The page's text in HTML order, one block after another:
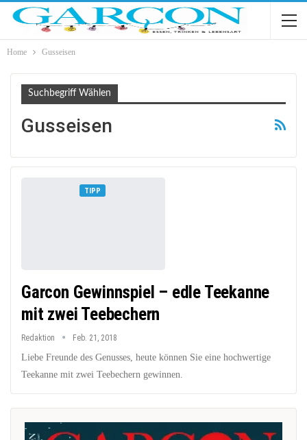
Home Gusseisen
Suchbegriff Wählen
Gusseisen
TIPP
Garcon Gewinnspiel – edle Teekanne
mit zwei Teebechern
Redaktion Feb. 21, 2018
Liebe Freunde des Genusses, heute können Sie eine hochwertige
Teekanne mit zwei Teebechern gewinnen.